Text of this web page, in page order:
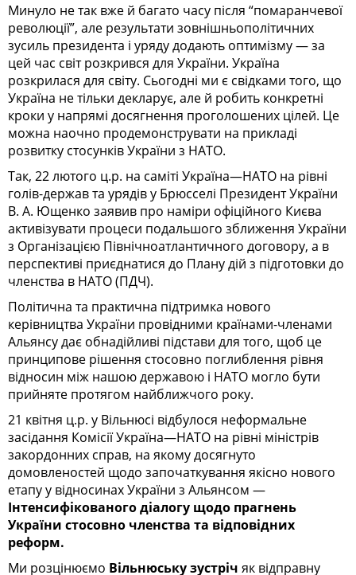
Минуло не так вже й багато часу після “помаранчевої
революції”, але результати зовнішньополітичних
зусиль президента і уряду додають оптимізму — за
цей час світ розкрився для України. Україна
розкрилася для світу. Сьогодні ми є свідками того, що
Україна не тільки декларує, але й робить конкретні
кроки у напрямі досягнення проголошених цілей. Це
можна наочно продемонструвати на прикладі
розвитку стосунків України з НАТО.
Так, 22 лютого ц.р. на саміті Україна—НАТО на рівні
голів-держав та урядів у Брюсселі Президент України
В. А. Ющенко заявив про наміри офіційного Києва
активізувати процеси подальшого зближення України
з Організацією Північноатлантичного договору, а в
перспективі приєднатися до Плану дій з підготовки до
членства в НАТО (ПДЧ).
Політична та практична підтримка нового
керівництва України провідними країнами-членами
Альянсу дає обнадійливі підстави для того, щоб це
принципове рішення стосовно поглиблення рівня
відносин між нашою державою і НАТО могло бути
прийняте протягом найближчого року.
21 квітня ц.р. у Вільнюсі відбулося неформальне
засідання Комісії Україна—НАТО на рівні міністрів
закордонних справ, на якому досягнуто
домовленостей щодо започаткування якісно нового
етапу у відносинах України з Альянсом —
Інтенсифікованого діалогу щодо прагнень
України стосовно членства та відповідних
реформ.
Ми розцінюємо Вільнюську зустріч як відправну